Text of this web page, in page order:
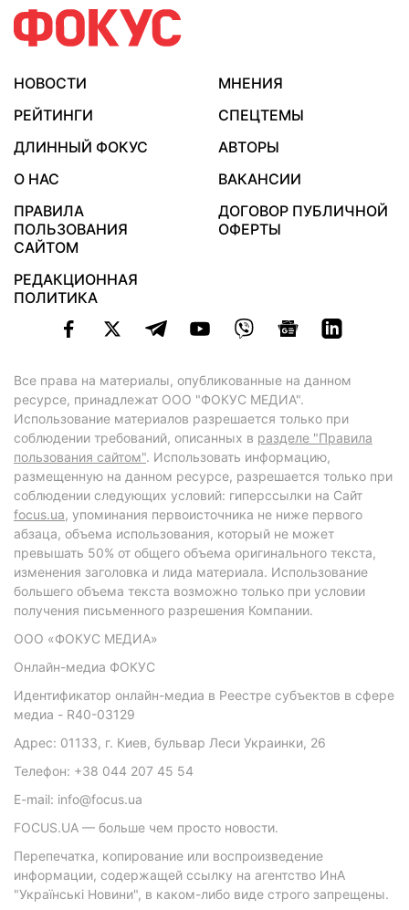
НОВОСТИ
МНЕНИЯ
РЕЙТИНГИ
СПЕЦТЕМЫ
ДЛИННЫЙ ФОКУС
АВТОРЫ
О НАС
ВАКАНСИИ
ПРАВИЛА
ПОЛЬЗОВАНИЯ
САЙТОМ
ДОГОВОР ПУБЛИЧНОЙ
ОФЕРТЫ
РЕДАКЦИОННАЯ
ПОЛИТИКА
Все права на материалы, опубликованные на данном
ресурсе, принадлежат ООО "ФОКУС МЕДИА".
Использование материалов разрешается только при
соблюдении требований, описанных в разделе "Правила
пользования сайтом". Использовать информацию,
размещенную на данном ресурсе, разрешается только при
соблюдении следующих условий: гиперссылки на Сайт
focus.ua, упоминания первоисточника не ниже первого
абзаца, объема использования, который не может
превышать 50% от общего объема оригинального текста,
изменения заголовка и лида материала. Использование
большего объема текста возможно только при условии
получения письменного разрешения Компании.
ООО «ФОКУС МЕДИА»
Онлайн-медиа ФОКУС
Идентификатор онлайн-медиа в Реестре субъектов в сфере
медиа - R40-03129
Адрес: 01133, г. Киев, бульвар Леси Украинки, 26
Телефон: +38 044 207 45 54
E-mail: info@focus.ua
FOCUS.UA — больше чем просто новости.
Перепечатка, копирование или воспроизведение
информации, содержащей ссылку на агентство ИнА
"Українські Новини", в каком-либо виде строго запрещены.